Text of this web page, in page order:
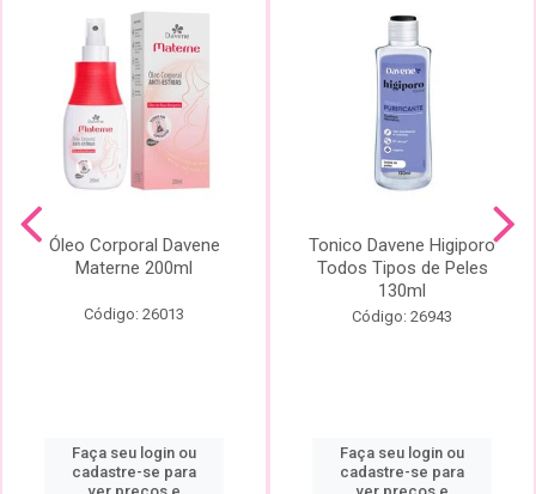
Óleo Corporal Davene
Materne 200ml
Código: 26013
Faça seu login ou
cadastre-se para
Tonico Davene Higiporo
Todos Tipos de Peles
130ml
Código: 26943
Faça seu login ou
cadastre-se para